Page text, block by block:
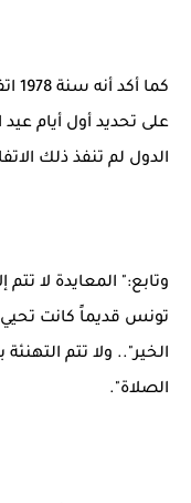
على تحديد أول أيام
الدول لم تنفذ ذلك
وتابع:" المعايدة لا
تونس قديماً كانت
الخير".. ولا تتم
الصلاة".